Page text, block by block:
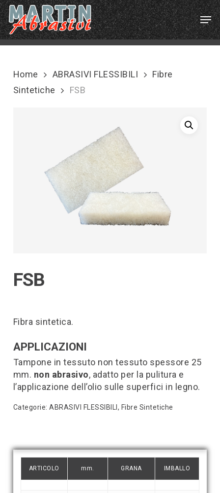
Skip
to
main
content
Home ABRASIVI FLESSIBILI
Fibre
Sintetiche
FSB
FSB
Fibra sintetica.
APPLICAZIONI
Tampone in tessuto non tessuto spessore 25
mm. non abrasivo, adatto per la pulitura e
l’applicazione dell’olio sulle superfici in legno.
Categorie:ABRASIVI FLESSIBILI , Fibre Sintetiche
ARTICOLO mm. GRANA IMBALLO
Menu